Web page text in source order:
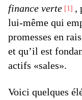
finance verte
1
,
lui-même qui
promesses en
et qu’il est
actifs «sales».
Voici quelques